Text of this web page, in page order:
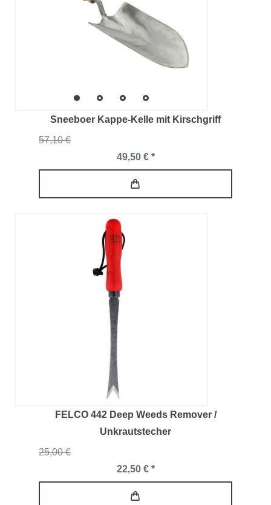
Sneeboer Kappe-Kelle mit Kirschgriff
57,10 €
49,50 € *
FELCO 442 Deep Weeds Remover /
Unkrautstecher
25,00 €
22,50 € *